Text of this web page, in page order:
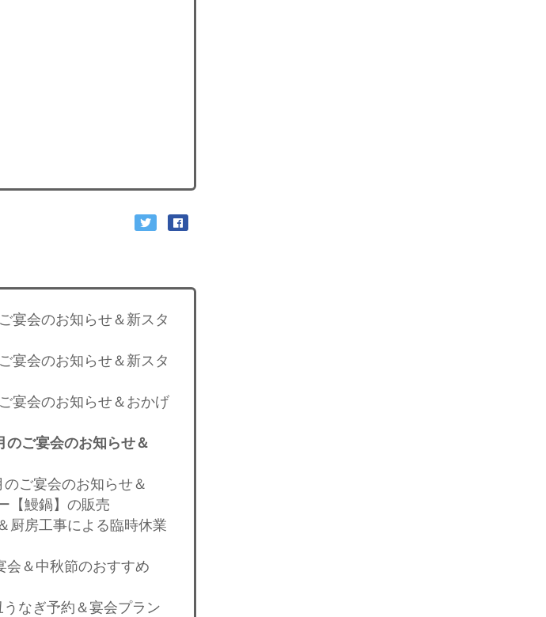
宴会のお知らせ＆新スタ
宴会のお知らせ＆新スタ
宴会のお知らせ＆おかげ
のご宴会のお知らせ＆
ご宴会のお知らせ＆
【鰻鍋】の販売
厨房工事による臨時休業
会＆中秋節のおすすめ
なぎ予約＆宴会プラン